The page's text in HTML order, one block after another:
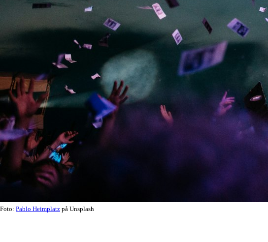
Foto: Pablo Heimplatz på Unsplash